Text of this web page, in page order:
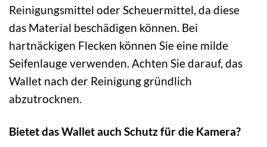
Reinigungsmittel oder Scheuermittel, da diese
das Material beschädigen können. Bei
hartnäckigen Flecken können Sie eine milde
Seifenlauge verwenden. Achten Sie darauf, das
Wallet nach der Reinigung gründlich
abzutrocknen.
Bietet das Wallet auch Schutz für die Kamera?